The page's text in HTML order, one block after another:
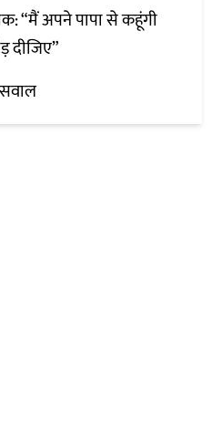
“मैं अपने पापा से कहूंगी
दीजिए”